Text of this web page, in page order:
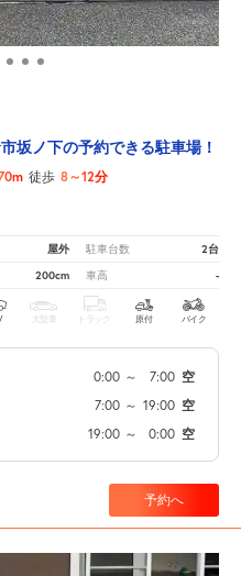
坂ノ下の予約できる駐車場！
徒歩 8～12分
屋外 駐車台数 2台
200cm 車高 -
大型車 トラック 原付 バイク
0:00 ～ 7:00 空
7:00 ～ 19:00 空
19:00 ～ 0:00 空
予約へ